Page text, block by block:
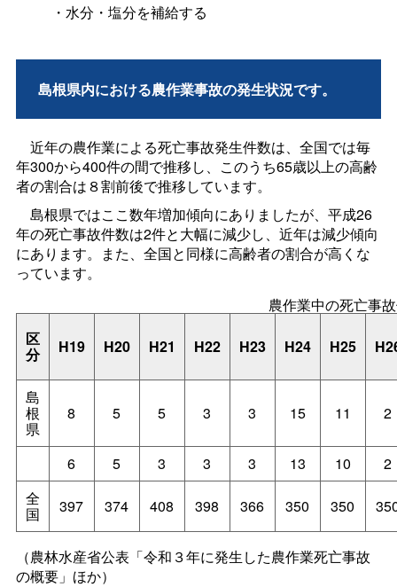
・水分・塩分を補給する
島根県内における農作業事故の発生状況です。
近年の農作業による死亡事故発生件数は、全国では毎
年300から400件の間で推移し、このうち65歳以上の高齢
者の割合は８割前後で推移しています。
島根県ではここ数年増加傾向にありましたが、平成26
年の死亡事故件数は2件と大幅に減少し、近年は減少傾向
にあります。また、全国と同様に高齢者の割合が高くな
っています。
農作業中の死亡事
区
分 H19 H20 H21 H22 H23 H24 H25
島
根
県
8 5 5 3 3 15 11 2
6 5 3 3 3 13 10
2
全
国 397 374 408 398 366 350 350
（農林水産省公表「令和３年に発生した農作業死亡事故
の概要」ほか）